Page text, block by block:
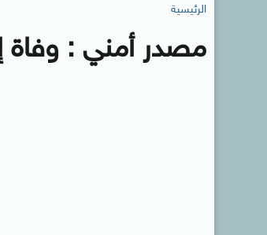
الرئيسية
مصدر أمني : وفاة